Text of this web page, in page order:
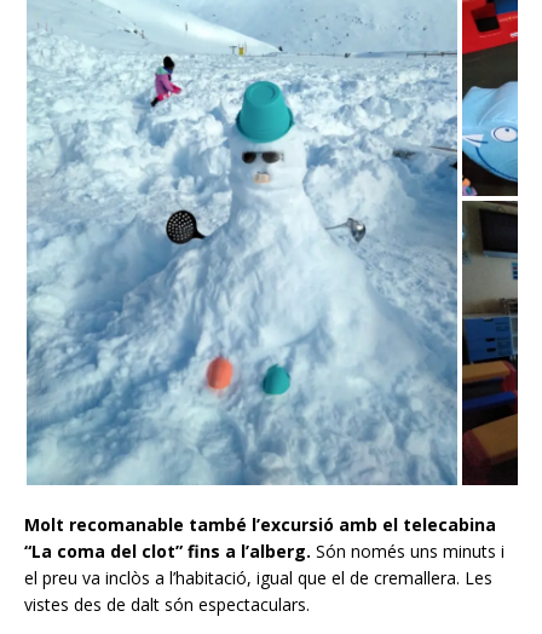
Molt recomanable també l’excursió amb el telecabina
“La coma del clot” fins a l’alberg. Són només uns minuts i
el preu va inclòs a l’habitació, igual que el de cremallera. Les
vistes des de dalt són espectaculars.